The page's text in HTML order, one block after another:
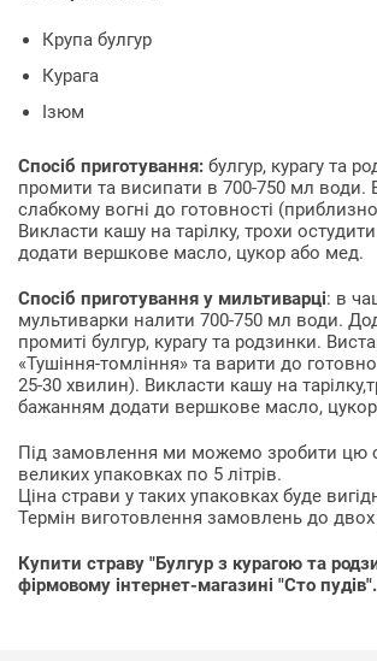
Крупа булгур
Курага
Ізюм
Спосіб приготування: булгур, курагу та
промити та висипати в 700-750 мл води.
слабкому вогні до готовності
Викласти кашу на тарілку, трохи
додати вершкове масло, цукор або мед.
Спосіб приготування у мильтиварці: в
мультиварки налити 700-750 мл води.
промиті булгур, курагу та родзинки.
«Тушіння-томління» та варити до
25-30 хвилин). Викласти кашу на
бажанням додати вершкове масло,
Під замовлення ми можемо зробити цю
великих упаковках по 5 літрів.
Ціна страви у таких упаковках буде
Термін виготовлення замовлень до
Купити страву "Булгур з курагою та
фірмовому інтернет-магазині "Сто пудів".